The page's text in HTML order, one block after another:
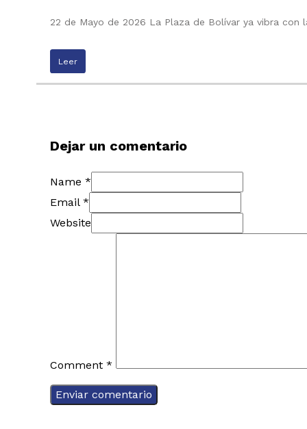
22 de Mayo de 2026 La Plaza de Bolívar ya vibra
Leer
Dejar un comentario
Name *
Email *
Website
Comment *